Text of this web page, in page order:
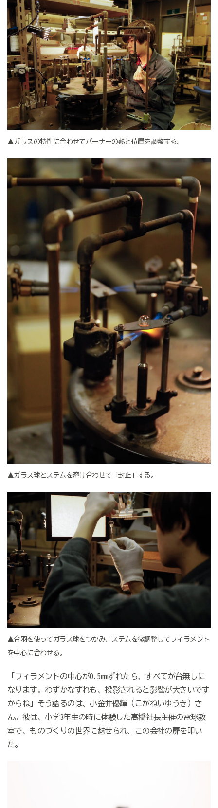
▲ガラスの特性に合わせてバーナーの熱と位置を調整する。
▲ガラス球とステムを溶け合わせて「封止」する。
▲合羽を使ってガラス球をつかみ、ステムを微調整してフィラメント
を中心に合わせる。
「フィラメントの中心が0.5mmずれたら、すべてが台無しに
なります。わずかなずれも、投影されると影響が大きいです
からね」そう語るのは、小金井優輝（こがねいゆうき）さ
ん。彼は、小学3年生の時に体験した高橋社長主催の電球教
室で、ものづくりの世界に魅せられ、この会社の扉を叩い
た。